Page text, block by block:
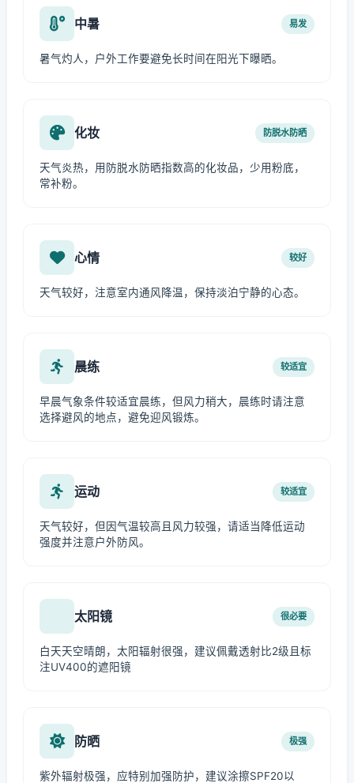
中暑 易发
暑气灼人，户外工作要避免长时间在阳光下曝晒。
化妆 防脱水防晒
天气炎热，用防脱水防晒指数高的化妆品，少用粉底，
常补粉。
心情 较好
天气较好，注意室内通风降温，保持淡泊宁静的心态。
晨练 较适宜
早晨气象条件较适宜晨练，但风力稍大，晨练时请注意
选择避风的地点，避免迎风锻炼。
运动 较适宜
天气较好，但因气温较高且风力较强，请适当降低运动
强度并注意户外防风。
太阳镜 很必要
白天天空晴朗，太阳辐射很强，建议佩戴透射比2级且标
注UV400的遮阳镜
防晒 极强
紫外辐射极强，应特别加强防护，建议涂擦SPF20以